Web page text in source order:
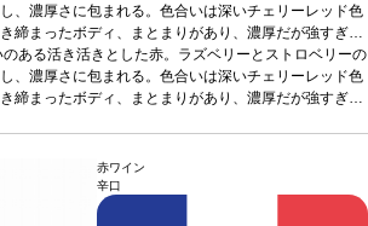
、濃厚さに包まれる。色合いは深いチェリーレッド色
締まったボディ、まとまりがあり、濃厚だが強すぎな
ロールされたテンションと高い精度を示し、オレンジ
りアーモンドに近いほのかな甘さが活気づく。フルー
キーさの見事なバランスに、万華鏡のような複雑さが
のある活き活きとした赤。ラズベリーとストロベリーの
、濃厚さに包まれる。色合いは深いチェリーレッド色
締まったボディ、まとまりがあり、濃厚だが強すぎな
キーさの見事なバランスに、万華鏡のような複雑さが
誘われる。
葡萄品種
赤ワイン
辛口